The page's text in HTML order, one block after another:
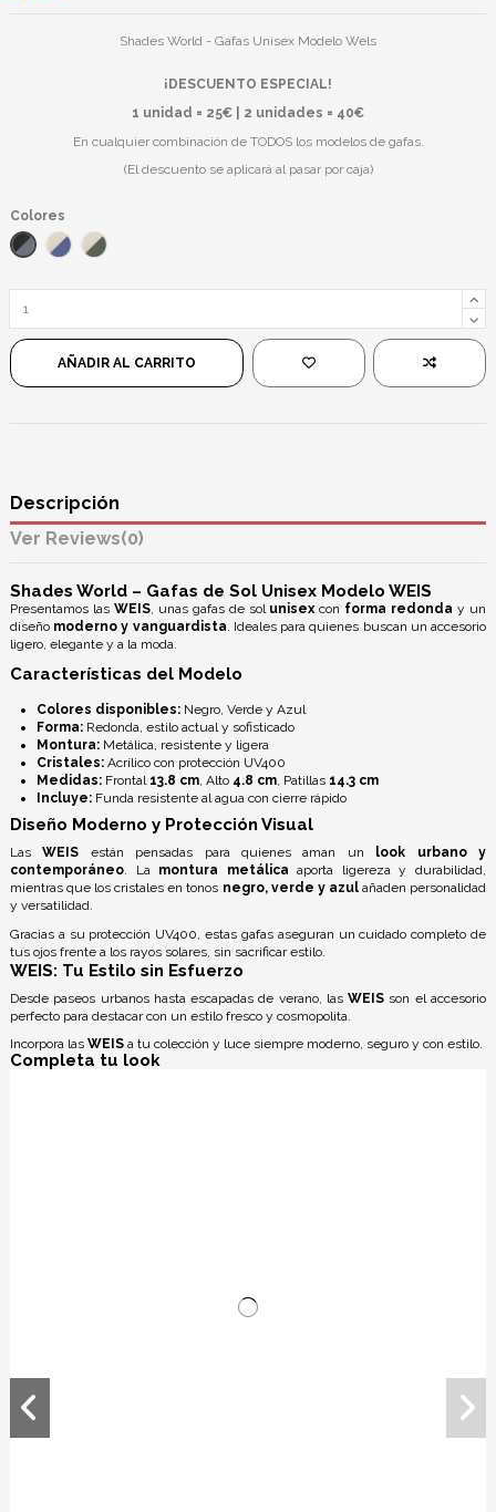
Shades World - Gafas Unisex Modelo Wels
¡DESCUENTO ESPECIAL!
1 unidad = 25€ | 2 unidades = 40€
En cualquier combinación de TODOS los modelos de gafas.
(El descuento se aplicará al pasar por caja)
Colores
Negro/Negro
Plateado/Azul
Plateado/Verde
AÑADIR AL CARRITO
Descripción
Reviews(0)
Shades World – Gafas de Sol Unisex Modelo WEIS
Presentamos las WEIS, unas gafas de sol unisex con forma redonda y un
diseño moderno y vanguardista. Ideales para quienes buscan un accesorio
ligero, elegante y a la moda.
Características del Modelo
Colores disponibles: Negro, Verde y Azul
Forma: Redonda, estilo actual y sofisticado
Montura: Metálica, resistente y ligera
Cristales: Acrílico con protección UV400
Medidas: Frontal 13.8 cm , Alto 4.8 cm , Patillas 14.3 cm
Incluye: Funda resistente al agua con cierre rápido
Diseño Moderno y Protección Visual
LasWEIS están pensadas para quienes aman un look urbano y
contemporáneo. La montura metálica aporta ligereza y durabilidad,
mientras que los cristales en tonos negro, verde y azulañaden personalidad
y versatilidad.
Gracias a su protección UV400 , estas gafas aseguran un cuidado completo de
tus ojos frente a los rayos solares, sin sacrificar estilo.
WEIS: Tu Estilo sin Esfuerzo
Desde paseos urbanos hasta escapadas de verano, lasWEIS son el accesorio
perfecto para destacar con un estilo fresco y cosmopolita.
Incorpora las WEIS a tu colección y luce siempre moderno, seguro y con estilo.
Completa tu look